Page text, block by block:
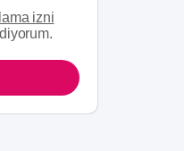
izni